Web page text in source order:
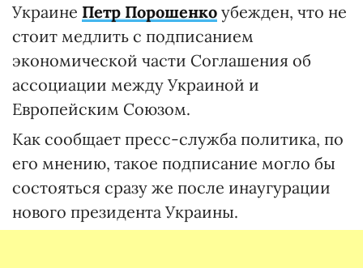
Украине Петр Порошенко убежден, что не
стоит медлить с подписанием
экономической части Соглашения об
ассоциации между Украиной и
Европейским Союзом.
Как сообщает пресс-служба политика, по
его мнению, такое подписание могло бы
состояться сразу же после инаугурации
нового президента Украины.